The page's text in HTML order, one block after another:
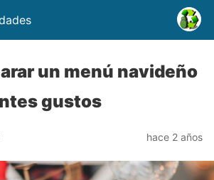
un menú navideño
gustos
hace 2 años